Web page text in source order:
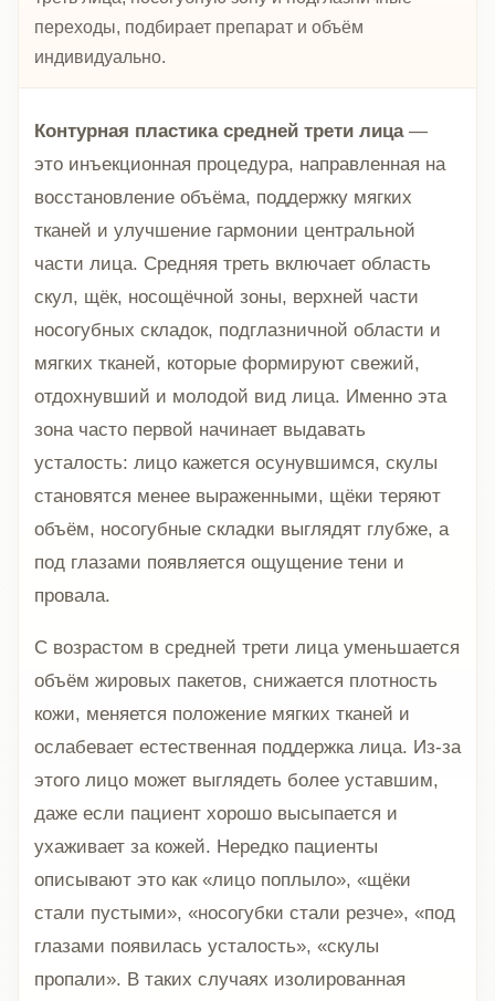
переходы, подбирает препарат и объём
индивидуально.
Контурная пластика средней трети лица—
это инъекционная процедура, направленная на
восстановление объёма, поддержку мягких
тканей и улучшение гармонии центральной
части лица. Средняя треть включает область
скул, щёк, носощёчной зоны, верхней части
носогубных складок, подглазничной области и
мягких тканей, которые формируют свежий,
отдохнувший и молодой вид лица. Именно эта
зона часто первой начинает выдавать
усталость: лицо кажется осунувшимся, скулы
становятся менее выраженными, щёки теряют
объём, носогубные складки выглядят глубже, а
под глазами появляется ощущение тени и
провала.
С возрастом в средней трети лица уменьшается
объём жировых пакетов, снижается плотность
кожи, меняется положение мягких тканей и
ослабевает естественная поддержка лица. Из-за
этого лицо может выглядеть более уставшим,
даже если пациент хорошо высыпается и
ухаживает за кожей. Нередко пациенты
описывают это как «лицо поплыло», «щёки
стали пустыми», «носогубки стали резче», «под
глазами появилась усталость», «скулы
пропали». В таких случаях изолированная